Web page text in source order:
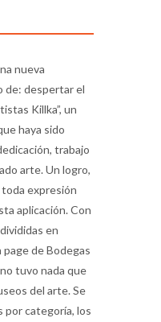
nueva
de: despertar el
Killka”, un
haya sido
trabajo
arte. Un logro,
expresión
aplicación. Con
en
de Bodegas
tuvo nada que
del arte. Se
por categoría, los